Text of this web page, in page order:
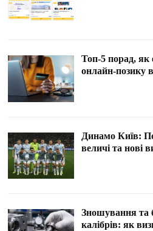
Топ-5 порад, як
онлайн-позику
Динамо Київ:
величі та нові
Зношування та
калібрів: як